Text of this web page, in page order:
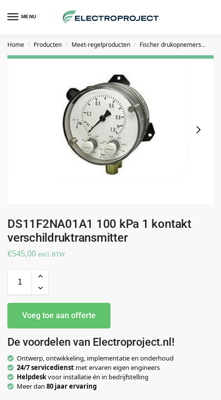
MENU
Home / Producten / Meet-regelproducten / Fischer drukopnemers
DS11F2NA01A1 100 kPa 1 kontakt
verschildruktransmitter
€545,00 excl. BTW
Voeg toe aan offerte
De voordelen van Electroproject.nl!
Ontwerp, ontwikkeling, implementatie en onderhoud
24/7 servicedienst met ervaren eigen engineers
Helpdeskvoor installatie én in bedrijfstelling
Meer dan 80 jaar ervaring